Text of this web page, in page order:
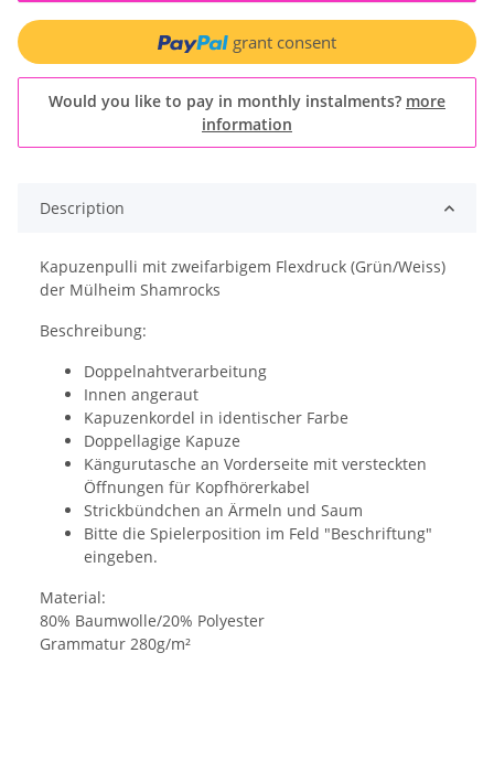
grant consent
Would you like to pay in monthly instalments? more
information
Description
Kapuzenpulli mit zweifarbigem Flexdruck (Grün/Weiss)
der Mülheim Shamrocks
Beschreibung:
Doppelnahtverarbeitung
Innen angeraut
Kapuzenkordel in identischer Farbe
Doppellagige Kapuze
Kängurutasche an Vorderseite mit versteckten
Öffnungen für Kopfhörerkabel
Strickbündchen an Ärmeln und Saum
Bitte die Spielerposition im Feld "Beschriftung"
eingeben.
Material:
80% Baumwolle/20% Polyester
Grammatur 280g/m²